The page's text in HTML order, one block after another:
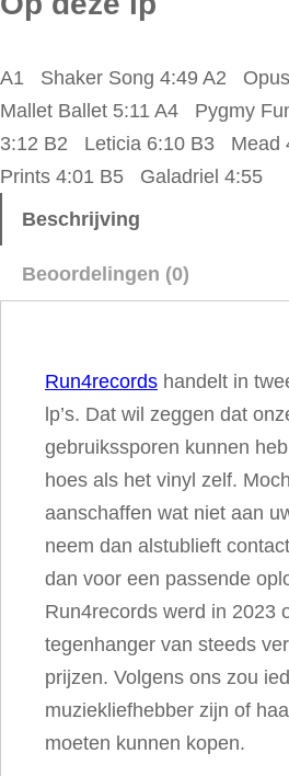
G
r
a
–
S
y
A1 Shaker Song 4:49 A2 Opus
Mallet Ballet 5:11 A4 Pygmy
3:12 B2 Leticia 6:10 B3 Mead
Prints 4:01 B5 Galadriel 4:55
Beschrijving
Beoordelingen (0)
Run4records handelt in
lp’s. Dat wil zeggen dat
gebruikssporen kunnen
hoes als het vinyl zelf.
aanschaffen wat niet aan
neem dan alstublieft
dan voor een passende
Run4records werd in 2023
tegenhanger van steeds
prijzen. Volgens ons zou
muziekliefhebber zijn of
moeten kunnen kopen.